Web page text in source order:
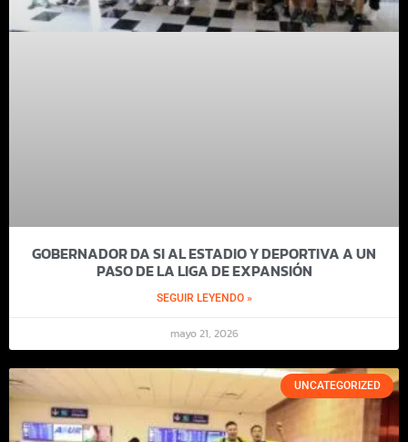
GOBERNADOR DA SI AL ESTADIO Y DEPORTIVA A UN
PASO DE LA LIGA DE EXPANSIÓN
SEGUIR LEYENDO »
mayo 21, 2026
UNCATEGORIZED